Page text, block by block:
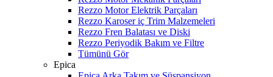
Rezzo Motor Elektrik Parçaları
Rezzo Karoser iç Trim Malzemeleri
Rezzo Fren Balatası ve Diski
Rezzo Periyodik Bakım ve Filtre
Tümünü Gör
Epica